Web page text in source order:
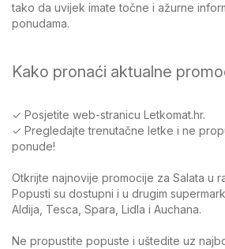
tako da uvijek imate točne i ažurne
ponudama.
Kako pronaći aktualne
✓ Posjetite web-stranicu Letkomat.hr.
✓ Pregledajte trenutačne letke i ne
ponude!
Otkrijte najnovije promocije za Salata u
Popusti su dostupni i u drugim
Aldija, Tesca, Spara, Lidla i Auchana.
Ne propustite popuste i uštedite uz